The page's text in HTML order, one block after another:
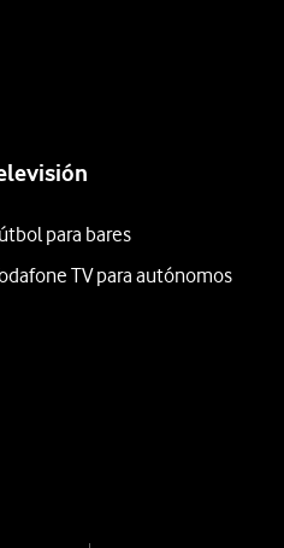
para bares
TV para autónomos